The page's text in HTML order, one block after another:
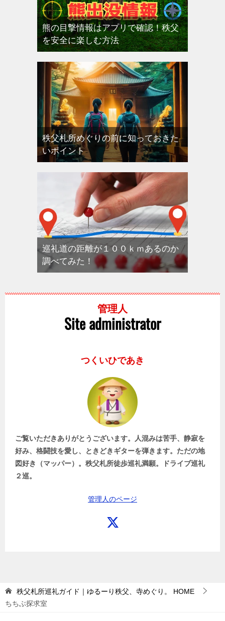
熊の目撃情報はアプリで確認！秩父
を安全に楽しむ方法
秩父札所めぐりの前に知っておきた
いポイント
巡礼道の距離が１００ｋｍあるのか
調べてみた！
管理人
Site administrator
つくいひであき
ご覧いただきありがとうございます。人混みは苦手、静寂を
好み、格闘技を愛し、ときどきギターを弾きます。ただの地
図好き（マッパー）。秩父札所徒歩巡礼満願。ドライブ巡礼
２巡。
管理人のページ
秩父札所巡礼ガイド｜ゆるーり秩父、寺めぐり。
HOME
ちちぶ探求室